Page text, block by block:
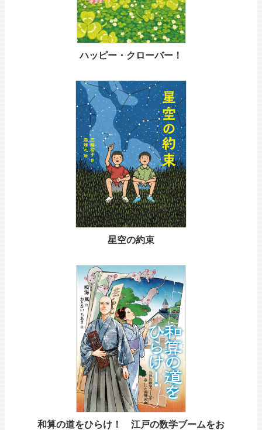
ハッピー・クローバー！
星空の約束
和算の道をひらけ！ 江戸の数学ブームをお